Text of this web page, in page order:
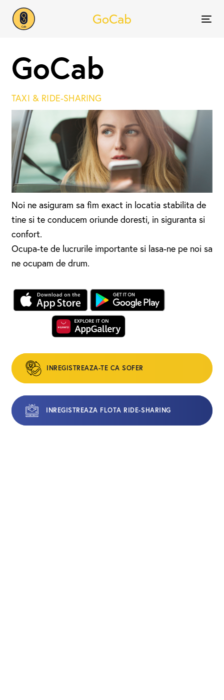
GoCab
GoCab
TAXI & RIDE-SHARING
Noi ne asiguram sa fim exact in locatia stabilita de
tine si te conducem oriunde doresti, in siguranta si
confort.
Ocupa-te de lucrurile importante si lasa-ne pe noi sa
ne ocupam de drum.
INREGISTREAZA-TE CA SOFER
INREGISTREAZA FLOTA RIDE-SHARING